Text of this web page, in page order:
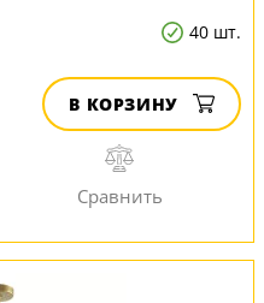
40 шт.
В КОРЗИНУ